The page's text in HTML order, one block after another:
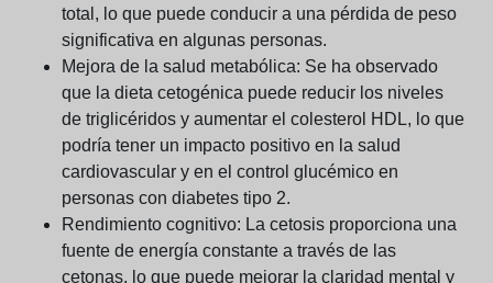
total, lo que puede conducir a una pérdida de peso
significativa en algunas personas.
Mejora de la salud metabólica: Se ha observado
que la dieta cetogénica puede reducir los niveles
de triglicéridos y aumentar el colesterol HDL, lo que
podría tener un impacto positivo en la salud
cardiovascular y en el control glucémico en
personas con diabetes tipo 2.
Rendimiento cognitivo: La cetosis proporciona una
fuente de energía constante a través de las
cetonas, lo que puede mejorar la claridad mental y